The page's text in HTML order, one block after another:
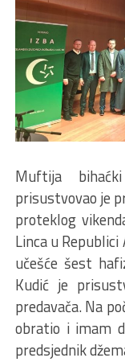
Muftija
prisustvovao je
proteklog
Linca u
učešće šest
Kudić je
predavača. Na
obratio i imam
predsjednik